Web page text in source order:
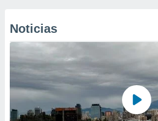
Noticias